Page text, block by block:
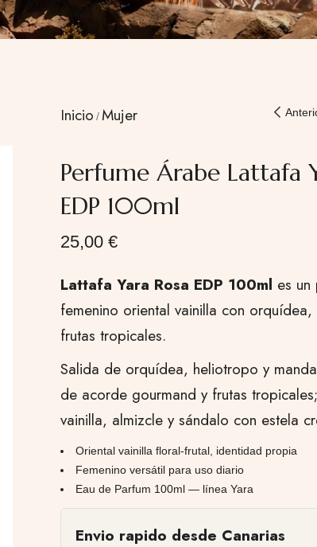
Inicio Mujer
Perfume Árabe Lattafa
EDP 100ml
25,00 €
Lattafa Yara Rosa EDP 100ml es
femenino oriental vainilla con orquídea,
frutas tropicales.
Salida de orquídea, heliotropo y
de acorde gourmand y frutas
vainilla, almizcle y sándalo con estela
Oriental vainilla floral-frutal, identidad propia
Femenino versátil para uso diario
Eau de Parfum 100ml — línea Yara
Envio rapido desde Canarias